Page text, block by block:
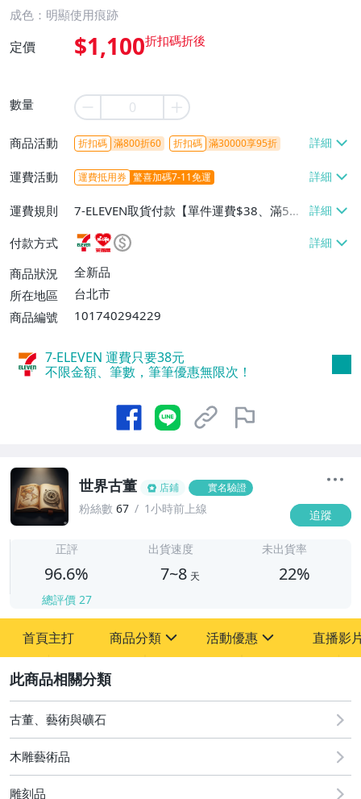
成色：明顯使用痕跡
定價 $1,100
數量
商品活動 折扣碼 滿800折60 折扣碼 滿30000享95折
運費活動 運費抵用券 驚喜加碼7-11免運
運費規則
7-ELEVEN取貨付款【單件運費$38、滿5件
或消費滿$1298免運費】、7-ELEVEN取貨
不付款【免運費】、萊爾富取貨付款【單件
運費$60、滿5件或消費滿$1298免運
費】、宅配/貨運【單件運費$120、滿5件
付款方式
商品狀況
全新品
所在地區
台北市
商品編號
101740294229
7-ELEVEN 運費只要38元
不限金額、筆數，筆筆優惠無限次！
世界古董 店鋪 實名驗證
粉絲數 67 1小時前上線 追蹤
正評
96.6%
總評價 27
出貨速度
7~8 天
未出貨率
22%
首頁主打 商品分類
其它
活動優惠
[全店] 粉絲專享
[全店] 周年慶
直播影
古董、藝術與礦石
木雕藝術品
雕刻品